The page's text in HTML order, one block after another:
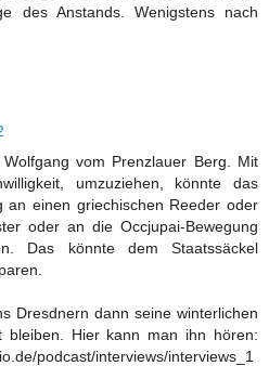
des Anstands. Wenigstens nach
vom Prenzlauer Berg. Mit
umzuziehen, könnte das
an einen griechischen Reeder oder
oder an die Occjupai-Bewegung
Das könnte dem Staatssäckel
Dresdnern dann seine winterlichen
bleiben. Hier kann man ihn hören:
podcast/interviews/interviews_1